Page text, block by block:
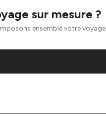
sur mesure ?
ensemble votre voyage